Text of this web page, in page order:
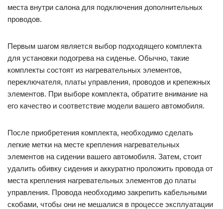
места внутри салона для подключения дополнительных
проводов.
Первым шагом является выбор подходящего комплекта
для установки подогрева на сиденье. Обычно, такие
комплекты состоят из нагревательных элементов,
переключателя, платы управления, проводов и крепежных
элементов. При выборе комплекта, обратите внимание на
его качество и соответствие модели вашего автомобиля.
После приобретения комплекта, необходимо сделать
легкие метки на месте крепления нагревательных
элементов на сидении вашего автомобиля. Затем, стоит
удалить обивку сидения и аккуратно проложить провода от
места крепления нагревательных элементов до платы
управления. Провода необходимо закрепить кабельными
скобами, чтобы они не мешалися в процессе эксплуатации